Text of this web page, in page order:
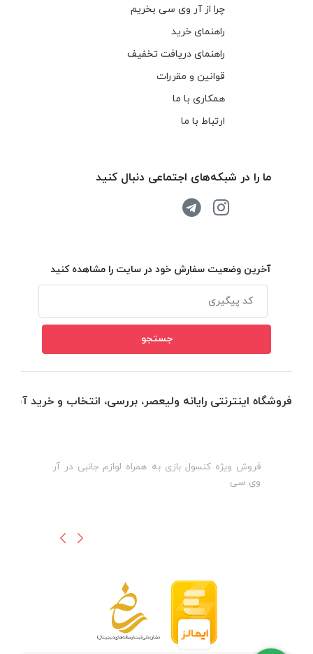
چرا از آر وی سی بخریم
راهنمای خرید
راهنمای دریافت تخفیف
قوانین و مقررات
همکاری با ما
ارتباط با ما
ما را در شبکه‌های اجتماعی دنبال کنید
آخرین وضعیت سفارش خود در سایت را مشاهده کنید
فروشگاه اینترنتی رایانه ولیعصر، بررسی، انتخاب و خرید
فروش ویژه کنسول بازی به همراه لوازم جانبی در آر
وی سی